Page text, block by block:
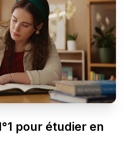
pour étudier en